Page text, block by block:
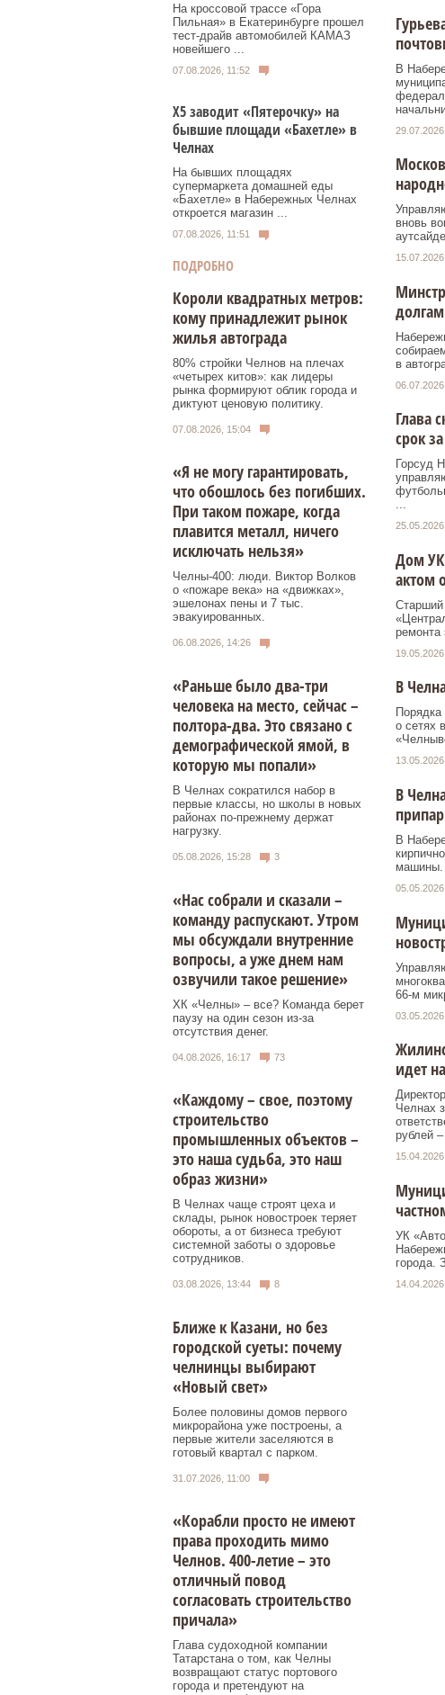
На кроссовой трассе «Гора
Пильная» в Екатеринбурге прошел
тест-драйв автомобилей КАМАЗ
новейшего ...
07.08.2026, 11:52
Х5 заводит «Пятерочку» на
бывшие площади «Бахетле» в
Челнах
На бывших площадях
супермаркета домашней еды
«Бахетле» в Набережных Челнах
откроется магазин ...
07.08.2026, 11:51
ПОДРОБНО
Короли квадратных метров:
кому принадлежит рынок
жилья автограда
80% стройки Челнов на плечах
«четырех китов»: как лидеры
рынка формируют облик города и
диктуют ценовую политику.
07.08.2026, 15:04
«Я не могу гарантировать,
что обошлось без погибших.
При таком пожаре, когда
плавится металл, ничего
исключать нельзя»
Челны-400: люди. Виктор Волков
о «пожаре века» на «движках»,
эшелонах пены и 7 тыс.
эвакуированных.
06.08.2026, 14:26
«Раньше было два-три
человека на место, сейчас –
полтора-два. Это связано с
демографической ямой, в
которую мы попали»
В Челнах сократился набор в
первые классы, но школы в новых
районах по-прежнему держат
нагрузку.
05.08.2026, 15:28 3
«Нас собрали и сказали –
команду распускают. Утром
мы обсуждали внутренние
вопросы, а уже днем нам
озвучили такое решение»
ХК «Челны» – все? Команда берет
паузу на один сезон из-за
отсутствия денег.
04.08.2026, 16:17 73
«Каждому – свое, поэтому
строительство
промышленных объектов –
это наша судьба, это наш
образ жизни»
В Челнах чаще строят цеха и
склады, рынок новостроек теряет
обороты, а от бизнеса требуют
системной заботы о здоровье
сотрудников.
03.08.2026, 13:44 8
Ближе к Казани, но без
городской суеты: почему
челнинцы выбирают
«Новый свет»
Более половины домов первого
микрорайона уже построены, а
первые жители заселяются в
готовый квартал с парком.
31.07.2026, 11:00
«Корабли просто не имеют
права проходить мимо
Челнов. 400-летие – это
отличный повод
согласовать строительство
причала»
Глава судоходной компании
Татарстана о том, как Челны
возвращают статус портового
города и претендуют на
В
вновь
в
Глава
срок
Горсуд
...
Дом
актом
ремонта
В
о сетях
В
В
машины.
66-м
идет
Челнах
рублей
УК
города.